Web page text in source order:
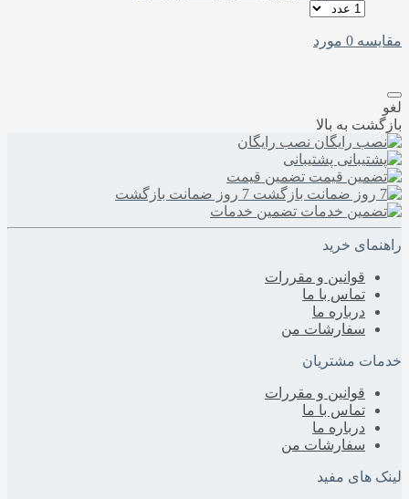
مقایسه 0 مورد
لغو
بازگشت به بالا
نصب رایگان
پشتیبانی
تضمین قیمت
تضمین خدمات
راهنمای خرید
قوانین و مقررات
تماس با ما
درباره‌ ما
سفارشات من
خدمات مشتریان
قوانین و مقررات
تماس با ما
درباره‌ ما
سفارشات من
لینک های مفید